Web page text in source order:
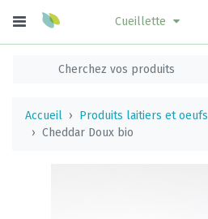
Cueillette
Accueil Produits laitiers et oeufs
Cheddar Doux bio